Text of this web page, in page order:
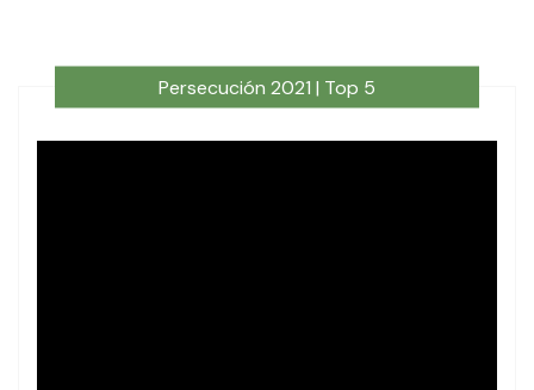
Persecución 2021 | Top 5